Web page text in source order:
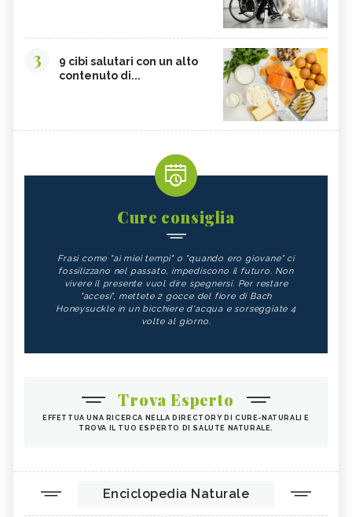
3
9 cibi salutari con un alto
contenuto di...
Cure consiglia
Frasi come "ai miei tempi" o "quando ero giovane" ci
fossilizzano nel passato, impediscono il futuro. Non
vivere il presente vuol dire spegnersi. Per restare
"accesi", mettete 2 gocce del fiore di Bach
Honeysuckle in un bicchiere d'acqua e sorseggiate 4
volte al giorno.
Trova Esperto
EFFETTUA UNA RICERCA NELLA DIRECTORY DI CURE-NATURALI E
TROVA IL TUO ESPERTO DI SALUTE NATURALE.
Enciclopedia Naturale